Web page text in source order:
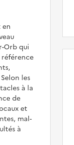
en
Orb qui
les
à la
de
et
mal-
à